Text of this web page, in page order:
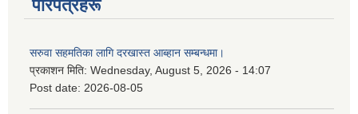
परिपत्रहरू
सरुवा सहमतिका लागि दरखास्त आब्हान सम्बन्धमा।
प्रकाशन मिति: Wednesday, August 5, 2026 - 14:07
Post date: 2026-08-05